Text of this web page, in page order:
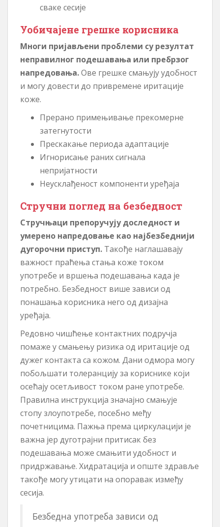
сваке сесије
Уобичајене грешке корисника
Многи пријављени проблеми су резултат
неправилног подешавања или пребрзог
напредовања.Ове грешке смањују удобност
и могу довести до привремене иритације
коже.
Прерано примењивање прекомерне
затегнутости
Прескакање периода адаптације
Игнорисање раних сигнала
непријатности
Неусклађеност компоненти уређаја
Стручни поглед на безбедност
Стручњаци препоручују доследност и
умерено напредовање као најбезбеднији
дугорочни приступ. Такође наглашавају
важност праћења стања коже током
употребе и вршења подешавања када је
потребно. Безбедност више зависи од
понашања корисника него од дизајна
уређаја.
Редовно чишћење контактних подручја
помаже у смањењу ризика од иритације од
дужег контакта са кожом. Дани одмора могу
побољшати толеранцију за кориснике који
осећају осетљивост током ране употребе.
Правилна инструкција значајно смањује
стопу злоупотребе, посебно међу
почетницима. Пажња према циркулацији је
важна јер дуготрајни притисак без
подешавања може смањити удобност и
придржавање. Хидратација и опште здравље
такође могу утицати на опоравак између
сесија.
Безбедна употреба зависи од